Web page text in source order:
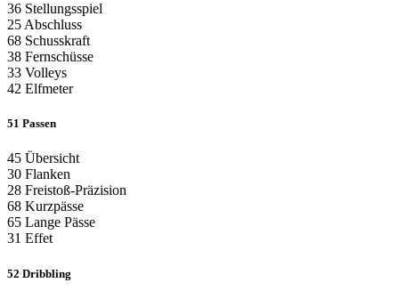
36 Stellungsspiel
25 Abschluss
68 Schusskraft
38 Fernschüsse
33 Volleys
42 Elfmeter
51 Passen
45 Übersicht
30 Flanken
28 Freistoß-Präzision
68 Kurzpässe
65 Lange Pässe
31 Effet
52 Dribbling